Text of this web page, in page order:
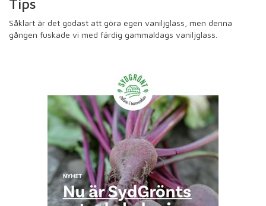
Tips
Såklart är det godast att göra egen vaniljglass, men denna
gången fuskade vi med färdig gammaldags vaniljglass.